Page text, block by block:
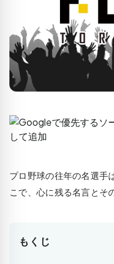
プロ野球の往年の名選手
こで、心に残る名言とそ
もくじ